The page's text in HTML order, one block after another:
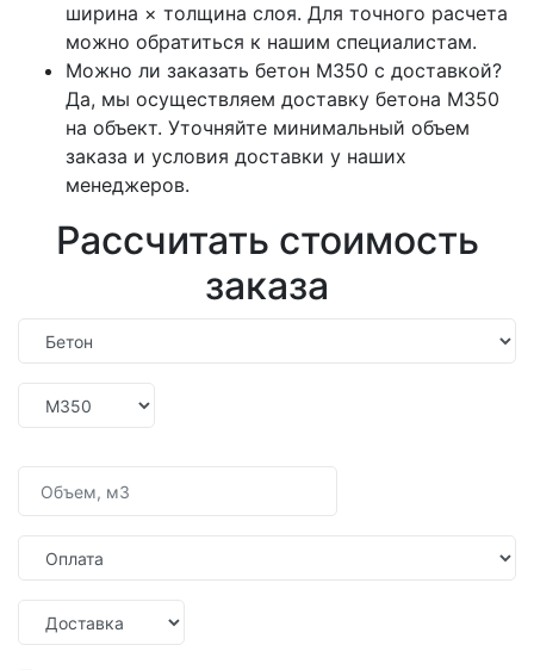
ширина × толщина слоя. Для точного расчета
можно обратиться к нашим специалистам.
Можно ли заказать бетон М350 с доставкой?
Да, мы осуществляем доставку бетона М350
на объект. Уточняйте минимальный объем
заказа и условия доставки у наших
менеджеров.
Рассчитать стоимость
заказа